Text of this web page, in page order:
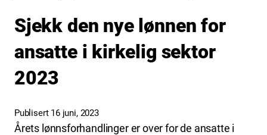
Sjekk den nye lønnen for
ansatte i kirkelig sektor
2023
Publisert 16 juni, 2023
Årets lønnsforhandlinger er over for de ansatte i